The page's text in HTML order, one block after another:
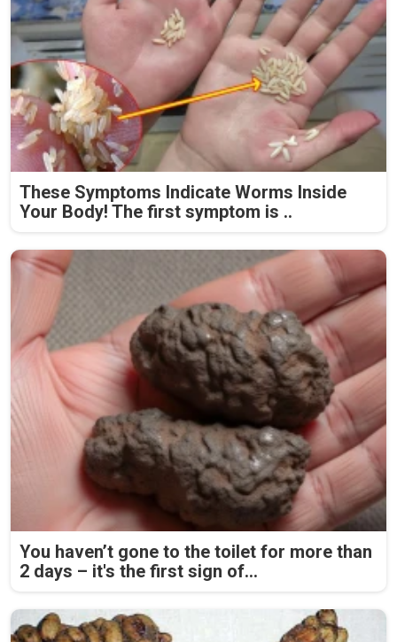
These Symptoms Indicate Worms Inside
Your Body! The first symptom is ..
You haven’t gone to the toilet for more than
2 days – it's the first sign of...